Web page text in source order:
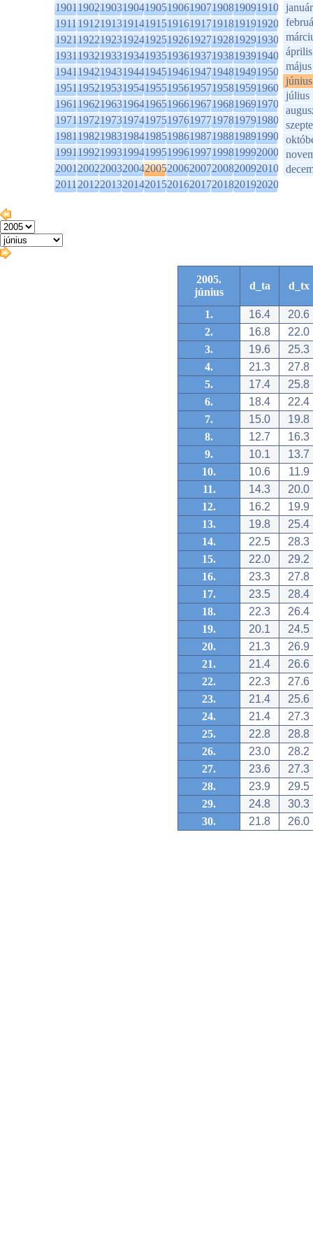
1901190219031904190519061907190819091910
1911191219131914191519161917191819191920
1921192219231924192519261927192819291930
1931193219331934193519361937193819391940
1941194219431944194519461947194819491950
1951195219531954195519561957195819591960
1961196219631964196519661967196819691970
1971197219731974197519761977197819791980
1981198219831984198519861987198819891990
1991199219931994199519961997199819992000
2001200220032004200520062007200820092010
2011201220132014201520162017201820192020
január
április
május
június
július
2005.
június
d_ta d_tx
1. 16.4
20.6
2.
16.8
22.0
3.
19.6
25.3
4.
21.3
27.8
5.
17.4
25.8
6.
18.4
22.4
7.
15.0
19.8
8.
12.7
16.3
9.
10.1
13.7
10.
10.6
11.9
11.
14.3
20.0
12.
16.2
19.9
13.
19.8
25.4
14.
22.5
28.3
15.
22.0
29.2
16.
23.3
27.8
17.
23.5
28.4
18.
22.3
26.4
19.
20.1
24.5
20.
21.3
26.9
21.
21.4
26.6
22.
22.3
27.6
23.
21.4
25.6
24.
21.4
27.3
25.
22.8
28.8
26.
23.0
28.2
27.
23.6
27.3
28.
23.9
29.5
29.
24.8
30.3
30.
21.8 26.0